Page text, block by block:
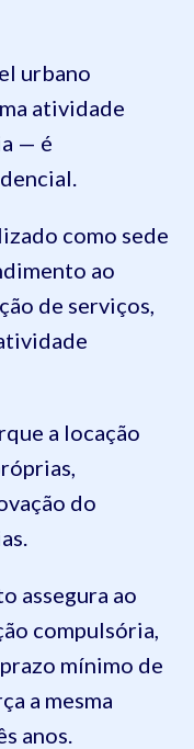
urbano
atividade
— é
como sede
ao
de serviços,
a locação
do
assegura ao
compulsória,
mínimo de
a mesma
anos.